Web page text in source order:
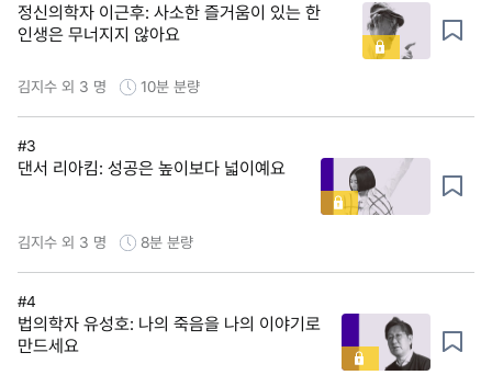
정신의학자 이근후: 사소한 즐거움이 있는 한
인생은 무너지지 않아요
김지수 외 3 명 10분 분량
#3
댄서 리아킴: 성공은 높이보다 넓이예요
김지수 외 3 명 8분 분량
#4
법의학자 유성호: 나의 죽음을 나의 이야기로
만드세요